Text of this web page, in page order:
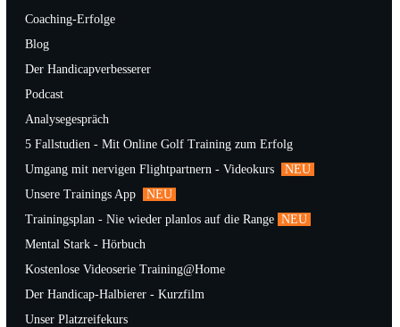
Coaching-Erfolge
Blog
Der Handicapverbesserer
Podcast
Analysegespräch
5 Fallstudien - Mit Online Golf Training zum Erfolg
Umgang mit nervigen Flightpartnern - Videokurs
NEU
Unsere Trainings App
NEU
Trainingsplan - Nie wieder planlos auf die Range NEU
Mental Stark - Hörbuch
Kostenlose Videoserie Training@Home
Der Handicap-Halbierer - Kurzfilm
Unser Platzreifekurs